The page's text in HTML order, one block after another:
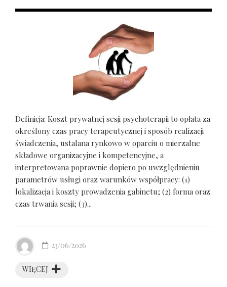
Definicja: Koszt prywatnej sesji psychoterapii to opłata za
określony czas pracy terapeutycznej i sposób realizacji
świadczenia, ustalana rynkowo w oparciu o mierzalne
składowe organizacyjne i kompetencyjne, a
interpretowana poprawnie dopiero po uwzględnieniu
parametrów usługi oraz warunków współpracy: (1)
lokalizacja i koszty prowadzenia gabinetu; (2) forma oraz
czas trwania sesji; (3)...
WIĘCEJ
23/06/2026